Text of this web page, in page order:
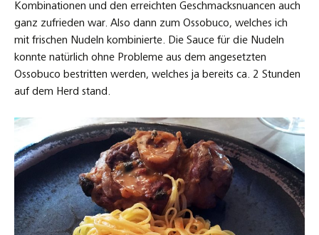
Kombinationen und den erreichten Geschmacksnuancen auch
ganz zufrieden war. Also dann zum Ossobuco, welches ich
mit frischen Nudeln kombinierte. Die Sauce für die Nudeln
konnte natürlich ohne Probleme aus dem angesetzten
Ossobuco bestritten werden, welches ja bereits ca. 2 Stunden
auf dem Herd stand.